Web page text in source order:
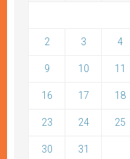
2 3 4
9 10 11
16 17 18
23 24 25
30 31